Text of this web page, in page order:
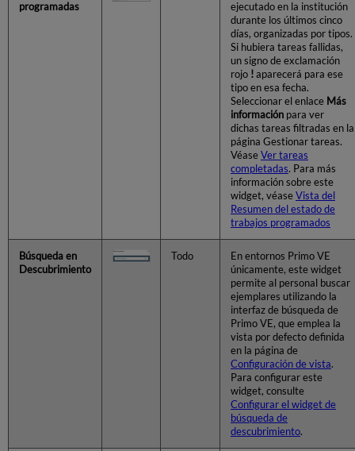
programadas
ejecutado en la institución
durante los últimos cinco
días, organizadas por tipos.
Si hubiera tareas fallidas,
un signo de exclamación
rojo !aparecerá para ese
tipo en esa fecha.
Seleccionar el enlace Más
informaciónpara ver
dichas tareas filtradas en la
página Gestionar tareas.
Véase Ver tareas
completadas. Para más
información sobre este
widget, véase Vista del
Resumen del estado de
trabajos programados
Búsqueda en
Descubrimiento
Todo
En entornos Primo VE
únicamente, este widget
permite al personal buscar
ejemplares utilizando la
interfaz de búsqueda de
Primo VE, que emplea la
vista por defecto definida
en la página de
Configuración de vista.
Para configurar este
widget, consulte
Configurar el widget de
búsqueda de
descubrimiento.